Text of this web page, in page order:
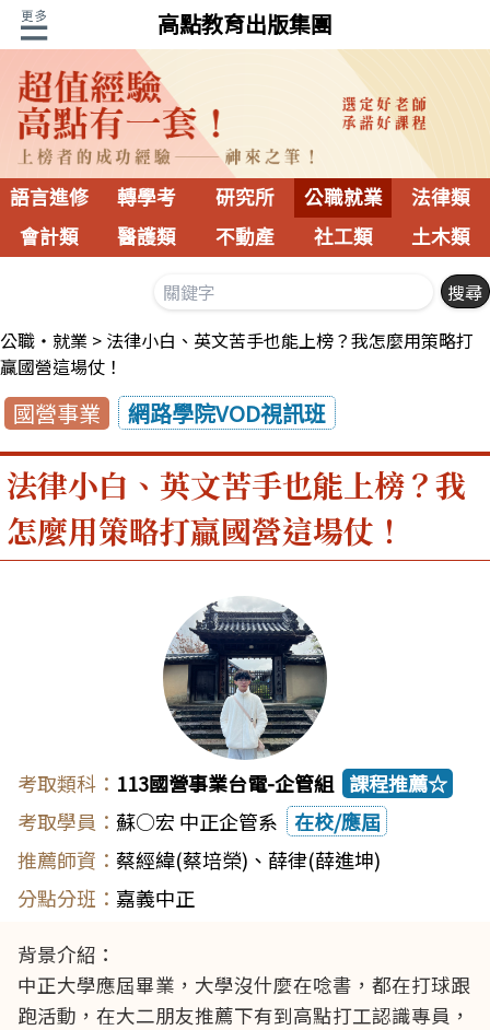
高點教育出版集團
語言進修 轉學考 研究所 公職就業
法律類
會計類
醫護類 不動產 社工類 土木類
公職‧就業
法律小白、英文苦手也能上榜？我怎麼用策略打
贏國營這場仗！
國營事業 網路學院VOD視訊班
法律小白、英文苦手也能上榜？我
怎麼用策略打贏國營這場仗！
113國營事業台電-企管組 課程推薦☆
蘇○宏 中正企管系
在校/應屆
蔡經緯(蔡培榮) 、 薛律(薛進坤)
嘉義中正
背景介紹：
中正大學應屆畢業，大學沒什麼在唸書，都在打球跟
跑活動，在大二朋友推薦下有到高點打工認識專員，